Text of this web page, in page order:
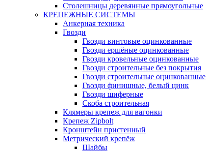
Столешницы деревянные прямоугольные
КРЕПЕЖНЫЕ СИСТЕМЫ
Анкерная техника
Гвозди
Гвозди винтовые оцинкованные
Гвозди ершёные оцинкованные
Гвозди кровельные оцинкованные
Гвозди строительные без покрытия
Гвозди строительные оцинкованные
Гвозди финишные, белый цинк
Гвозди шиферные
Скоба строительная
Клямеры крепеж для вагонки
Крепеж Zipbolt
Кронштейн пристенный
Метрический крепёж
Шайбы